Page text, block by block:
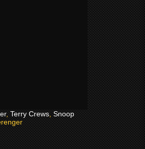
,Terry Crews,Snoop